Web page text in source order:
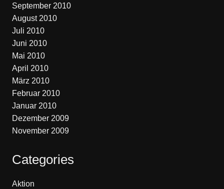
September 2010
August 2010
Juli 2010
Juni 2010
Mai 2010
April 2010
März 2010
Februar 2010
Januar 2010
Dezember 2009
November 2009
Categories
Aktion